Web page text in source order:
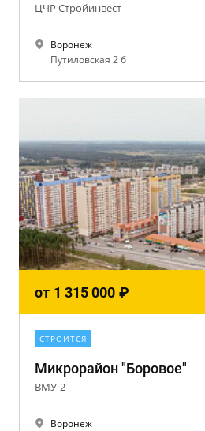
ЦЧР Стройинвест
Воронеж
Путиловская 2 б
от 1 315 000 ₽
СТРОИТСЯ
Микрорайон "Боровое"
ВМУ-2
Воронеж